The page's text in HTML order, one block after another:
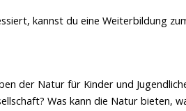
kannst du eine Weiterbildung
der Natur für Kinder und
Was kann die Natur bieten,